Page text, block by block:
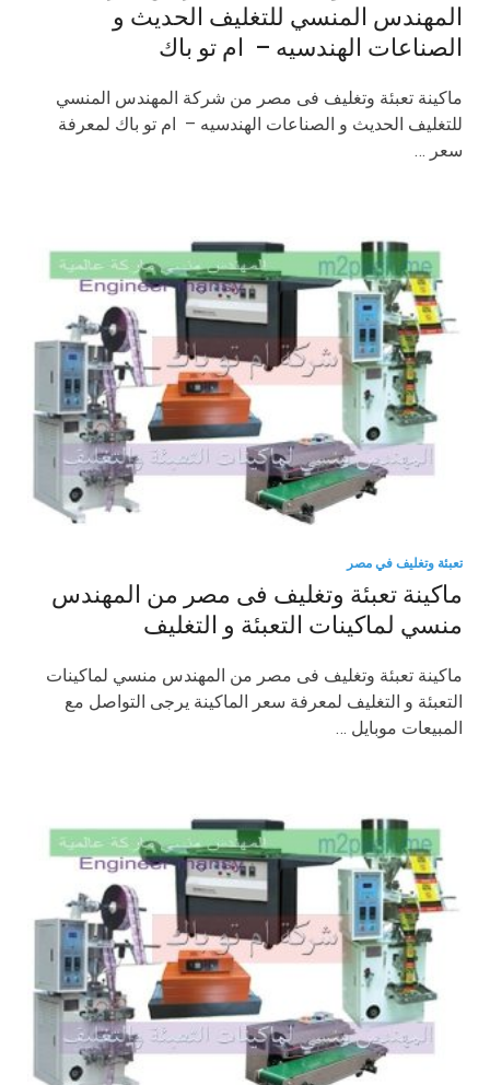
المهندس المنسي للتغليف الحديث و
الصناعات الهندسيه – ام تو باك
ماكينة تعبئة وتغليف فى مصر من شركة المهندس المنسي
للتغليف الحديث و الصناعات الهندسيه – ام تو باك لمعرفة
سعر …
تعبئة وتغليف في مصر
ماكينة تعبئة وتغليف فى مصر من المهندس
منسي لماكينات التعبئة و التغليف
ماكينة تعبئة وتغليف فى مصر من المهندس منسي لماكينات
التعبئة و التغليف لمعرفة سعر الماكينة يرجى التواصل مع
المبيعات موبايل …